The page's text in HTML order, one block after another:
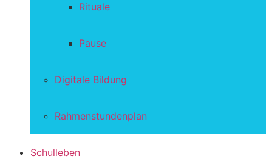
Rituale
Pause
Digitale Bildung
Rahmenstundenplan
Schulleben